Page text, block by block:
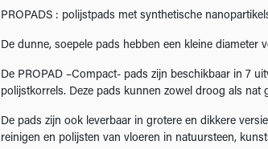
PROPADS : polijstpads met synthetische
De dunne, soepele pads hebben een kleine
De PROPAD –Compact- pads zijn beschikbaar in 7
polijstkorrels. Deze pads kunnen zowel droog als nat
De pads zijn ook leverbaar in grotere en dikkere
reinigen en polijsten van vloeren in natuursteen,